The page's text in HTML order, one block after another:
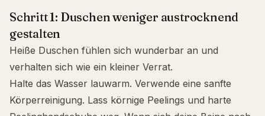
Schritt 1: Duschen weniger austrocknend
gestalten
Heiße Duschen fühlen sich wunderbar an und
verhalten sich wie ein kleiner Verrat.
Halte das Wasser lauwarm. Verwende eine sanfte
Körperreinigung. Lass körnige Peelings und harte